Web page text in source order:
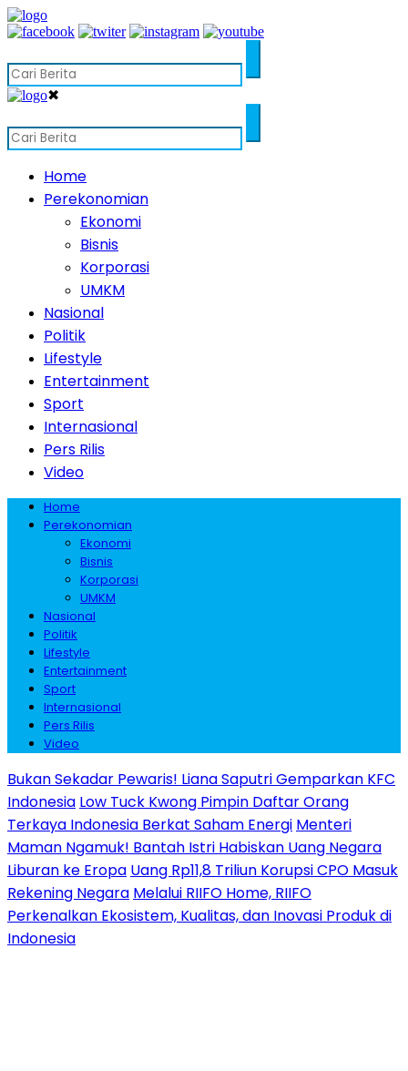
✖
Home
Perekonomian
Ekonomi
Bisnis
Korporasi
UMKM
Nasional
Politik
Lifestyle
Entertainment
Sport
Internasional
Pers Rilis
Video
Home
Perekonomian
Ekonomi
Bisnis
Korporasi
UMKM
Nasional
Politik
Lifestyle
Entertainment
Sport
Internasional
Pers Rilis
Video
Bukan Sekadar Pewaris! Liana Saputri Gemparkan KFC
Indonesia Low Tuck Kwong Pimpin Daftar Orang
Terkaya Indonesia Berkat Saham Energi Menteri
Maman Ngamuk! Bantah Istri Habiskan Uang Negara
Liburan ke Eropa Uang Rp11,8 Triliun Korupsi CPO Masuk
Rekening Negara Melalui RIIFO Home, RIIFO
Perkenalkan Ekosistem, Kualitas, dan Inovasi Produk di
Indonesia